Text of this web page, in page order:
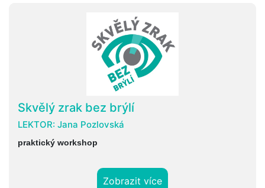
Skvělý zrak bez brýlí
LEKTOR: Jana Pozlovská
praktický workshop
Zobrazit více